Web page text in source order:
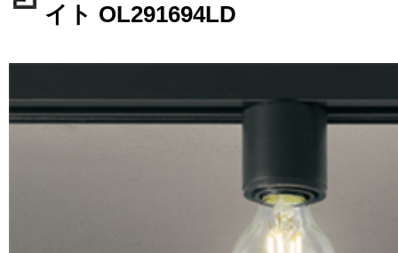
イト OL291694LD